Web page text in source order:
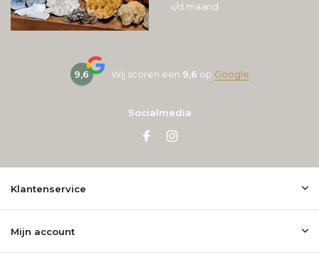
v/d maand
9,6 Wij scoren een 9,6 op Google
Socialmedia
Klantenservice
Mijn account